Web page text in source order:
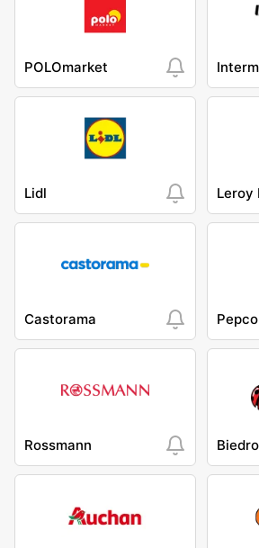
POLOmarket
Lidl Leroy
Castorama Pepco
Rossmann